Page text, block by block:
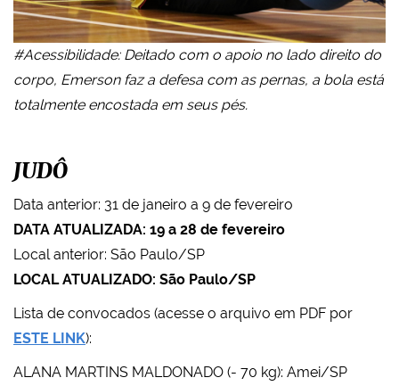
#Acessibilidade: Deitado com o apoio no lado direito do
corpo, Emerson faz a defesa com as pernas, a bola está
totalmente encostada em seus pés.
JUDÔ
Data anterior: 31 de janeiro a 9 de fevereiro
DATA ATUALIZADA: 19 a 28 de fevereiro
Local anterior: São Paulo/SP
LOCAL ATUALIZADO: São Paulo/SP
Lista de convocados (acesse o arquivo em PDF por
ESTE LINK):
ALANA MARTINS MALDONADO (- 70 kg): Amei/SP